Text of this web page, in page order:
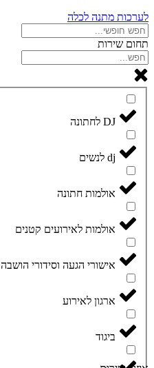
לערכות מתנה לכלה
תחום שירות
DJ לחתונה
dj לנשים
אולמות חתונה
אולמות לאירועים קטנים
אישורי הגעה וסידורי הושבה
ארגון לאירוע
ביגוד